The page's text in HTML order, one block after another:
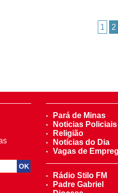
1 2
Pará de Minas
Noticias Policiais
Religião
Notícias do Dia
Vagas de
Rádio Stilo FM
Padre Gabriel